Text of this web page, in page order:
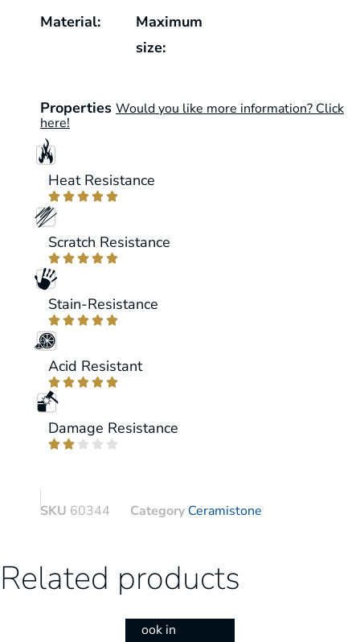
Material:
Maximum
size:
Properties Would you like more information? Click
here!
Heat Resistance
    
Scratch Resistance
    
Stain-Resistance
    
Acid Resistant
    
Damage Resistance
    
SKU 60344 Category Ceramistone
Related products
ook in